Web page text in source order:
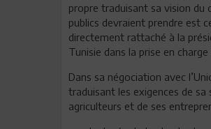
propre traduisant sa vision du
publics devraient prendre est
directement rattaché à la
Tunisie dans la prise en
Dans sa négociation avec
traduisant les exigences de sa
agriculteurs et de ses